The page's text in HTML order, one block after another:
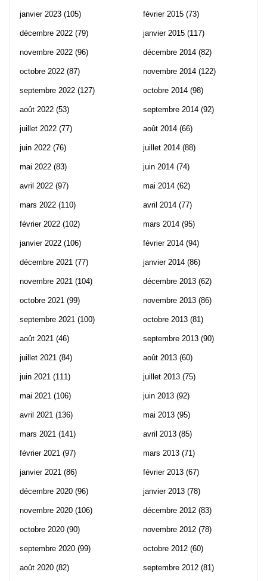
janvier 2023 (105)
décembre 2022 (79)
novembre 2022 (96)
octobre 2022 (87)
septembre 2022 (127)
août 2022 (53)
juillet 2022 (77)
juin 2022 (76)
mai 2022 (83)
avril 2022 (97)
mars 2022 (110)
février 2022 (102)
janvier 2022 (106)
décembre 2021 (77)
novembre 2021 (104)
octobre 2021 (99)
septembre 2021 (100)
août 2021 (46)
juillet 2021 (84)
juin 2021 (111)
mai 2021 (106)
avril 2021 (136)
mars 2021 (141)
février 2021 (97)
janvier 2021 (86)
décembre 2020 (96)
novembre 2020 (106)
octobre 2020 (90)
septembre 2020 (99)
août 2020 (82)
février 2015 (73)
janvier 2015 (117)
décembre 2014 (82)
novembre 2014 (122)
octobre 2014 (98)
septembre 2014 (92)
août 2014 (66)
juillet 2014 (88)
juin 2014 (74)
mai 2014 (62)
avril 2014 (77)
mars 2014 (95)
février 2014 (94)
janvier 2014 (86)
décembre 2013 (62)
novembre 2013 (86)
octobre 2013 (81)
septembre 2013 (90)
août 2013 (60)
juillet 2013 (75)
juin 2013 (92)
mai 2013 (95)
avril 2013 (85)
mars 2013 (71)
février 2013 (67)
janvier 2013 (78)
décembre 2012 (83)
novembre 2012 (78)
octobre 2012 (60)
septembre 2012 (81)